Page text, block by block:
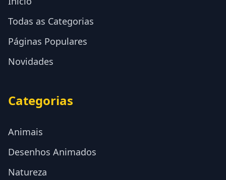
Todas as Categorias
Páginas Populares
Novidades
Categorias
Animais
Desenhos Animados
Natureza